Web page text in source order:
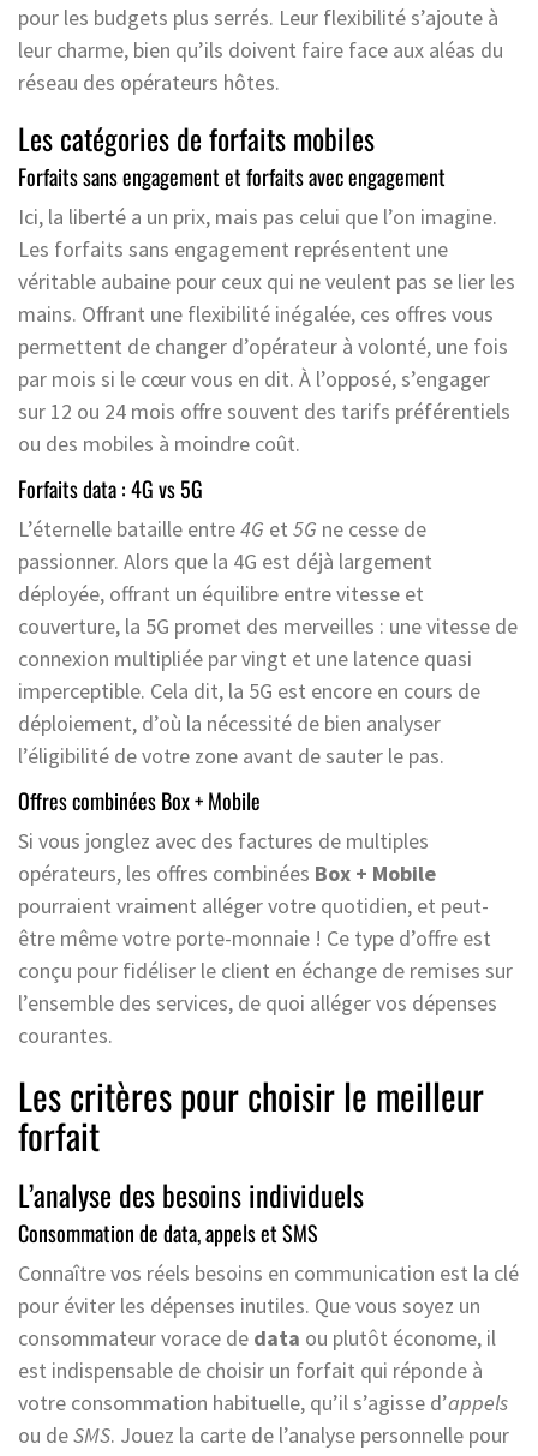
pour les budgets plus serrés. Leur flexibilité s’ajoute à
leur charme, bien qu’ils doivent faire face aux aléas du
réseau des opérateurs hôtes.
Les catégories de forfaits mobiles
Forfaits sans engagement et forfaits avec engagement
Ici, la liberté a un prix, mais pas celui que l’on imagine.
Les forfaits sans engagement représentent une
véritable aubaine pour ceux qui ne veulent pas se lier les
mains. Offrant une flexibilité inégalée, ces offres vous
permettent de changer d’opérateur à volonté, une fois
par mois si le cœur vous en dit. À l’opposé, s’engager
sur 12 ou 24 mois offre souvent des tarifs préférentiels
ou des mobiles à moindre coût.
Forfaits data : 4G vs 5G
L’éternelle bataille entre4G et 5G ne cesse de
passionner. Alors que la 4G est déjà largement
déployée, offrant un équilibre entre vitesse et
couverture, la 5G promet des merveilles : une vitesse de
connexion multipliée par vingt et une latence quasi
imperceptible. Cela dit, la 5G est encore en cours de
déploiement, d’où la nécessité de bien analyser
l’éligibilité de votre zone avant de sauter le pas.
Offres combinées Box + Mobile
Si vous jonglez avec des factures de multiples
opérateurs, les offres combinées Box + Mobile
pourraient vraiment alléger votre quotidien, et peut-
être même votre porte-monnaie ! Ce type d’offre est
conçu pour fidéliser le client en échange de remises sur
l’ensemble des services, de quoi alléger vos dépenses
courantes.
Les critères pour choisir le meilleur
forfait
L’analyse des besoins individuels
Consommation de data, appels et SMS
Connaître vos réels besoins en communication est la clé
pour éviter les dépenses inutiles. Que vous soyez un
consommateur vorace de data ou plutôt économe, il
est indispensable de choisir un forfait qui réponde à
votre consommation habituelle, qu’il s’agisse d’appels
ou deSMS. Jouez la carte de l’analyse personnelle pour